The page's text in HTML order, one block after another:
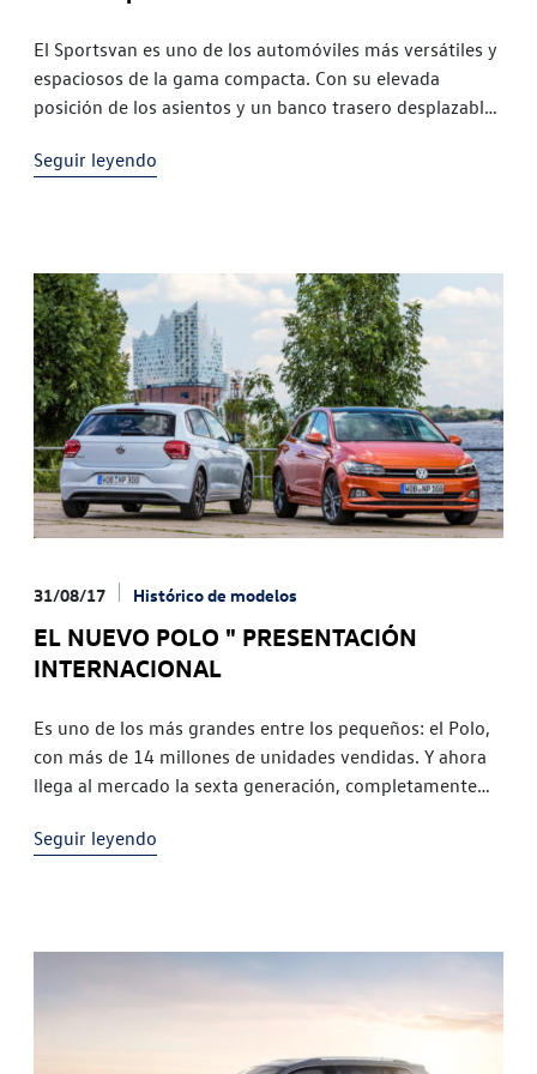
El Sportsvan es uno de los automóviles más versátiles y
espaciosos de la gama compacta. Con su elevada
posición de los asientos y un banco trasero desplazable
prestaciones más bien propias de los clásicos
Seguir leyendo
31/08/17 Histórico de modelos
EL NUEVO POLO " PRESENTACIÓN
INTERNACIONAL
Es uno de los más grandes entre los pequeños: el Polo,
con más de 14 millones de unidades vendidas. Y ahora
llega al mercado la sexta generación, completamente
en los primeros países europeos. Siempre de serie:
Seguir leyendo